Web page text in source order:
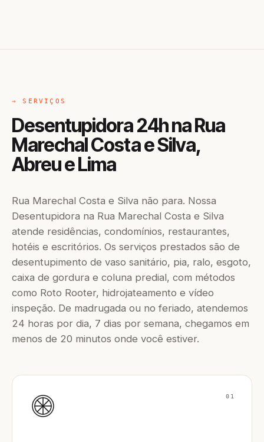
→ SERVIÇOS
Desentupidora 24h na Rua
Marechal Costa e Silva,
Abreu e Lima
Rua Marechal Costa e Silva não para. Nossa
Desentupidora na Rua Marechal Costa e Silva
atende residências, condomínios, restaurantes,
hotéis e escritórios. Os serviços prestados são de
desentupimento de vaso sanitário, pia, ralo, esgoto,
caixa de gordura e coluna predial, com métodos
como Roto Rooter, hidrojateamento e vídeo
inspeção. De madrugada ou no feriado, atendemos
24 horas por dia, 7 dias por semana, chegamos em
menos de 20 minutos onde você estiver.
01